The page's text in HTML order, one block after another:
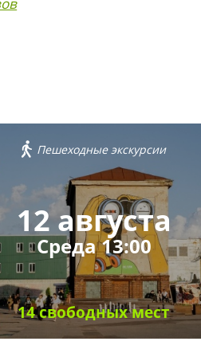
Пешеходные экскурсии
12 августа
Среда 13:00
14 свободных мест